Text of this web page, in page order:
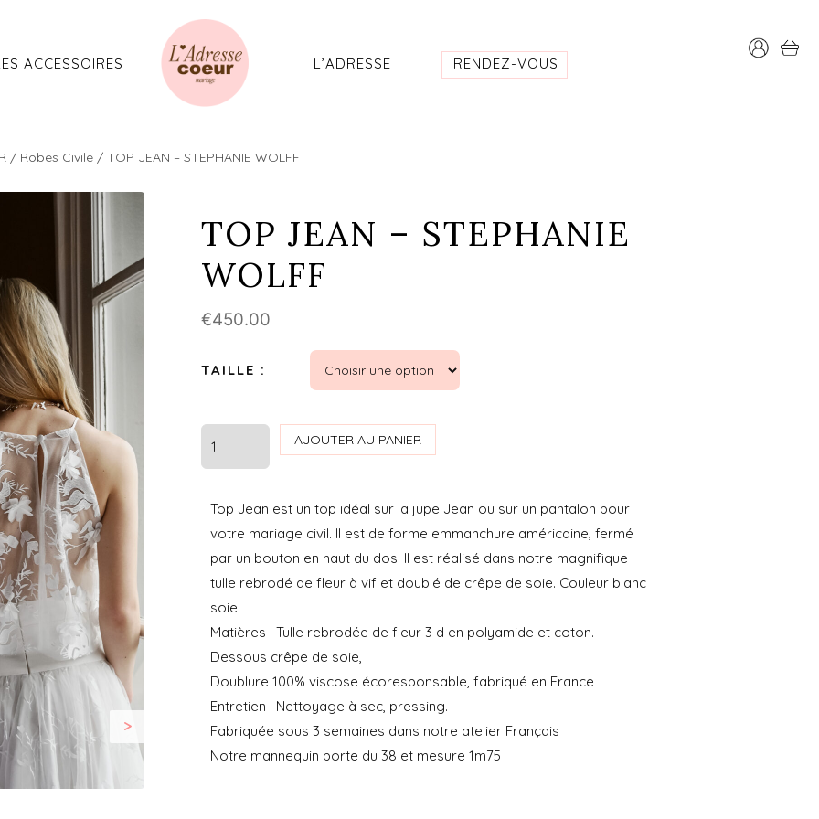
contenu
ACCESSOIRES L’ADRESSE RENDEZ-VOUS
/ Robes Civile / TOP JEAN – STEPHANIE WOLFF
>
TOP JEAN – STEPHANIE
WOLFF
€450.00
TAILLE :
JEAN
STEPHANIE
WOLFF
AJOUTER AU PANIER
Top Jean est un top idéal sur la jupe Jean ou sur un pantalon pour
votre mariage civil. Il est de forme emmanchure américaine, fermé
par un bouton en haut du dos. Il est réalisé dans notre magnifique
tulle rebrodé de fleur à vif et doublé de crêpe de soie. Couleur blanc
soie.
Matières : Tulle rebrodée de fleur 3 d en polyamide et coton.
Dessous crêpe de soie,
Doublure 100% viscose écoresponsable, fabriqué en France
Entretien : Nettoyage à sec, pressing.
Fabriquée sous 3 semaines dans notre atelier Français
Notre mannequin porte du 38 et mesure 1m75